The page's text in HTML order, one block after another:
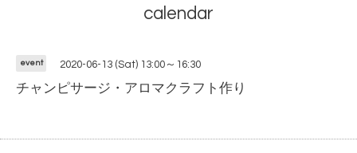
calendar
event 2020-06-13 (Sat) 13:00～16:30
チャンピサージ・アロマクラフト作り